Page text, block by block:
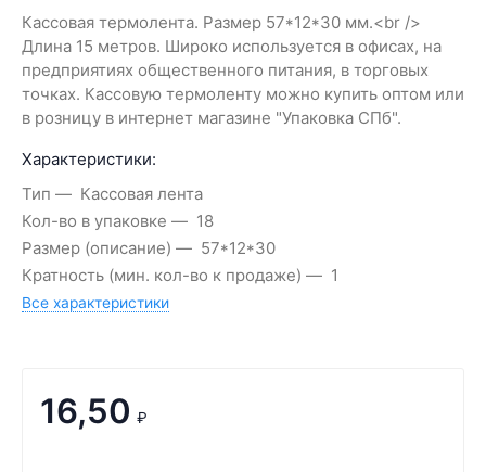
Кассовая термолента. Размер 57*12*30 мм.<br />
Длина 15 метров. Широко используется в офисах, на
предприятиях общественного питания, в торговых
точках. Кассовую термоленту можно купить оптом или
в розницу в интернет магазине "Упаковка СПб".
Характеристики:
Тип
Кассовая лента
Кол-во в упаковке
18
Размер (описание)
57*12*30
Кратность (мин. кол-во к продаже)
1
Все характеристики
16,50 ₽